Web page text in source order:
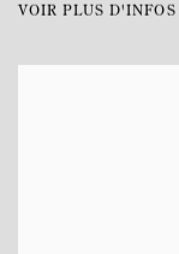
VOIR PLUS D'INFOS